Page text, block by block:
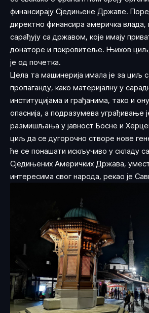
финансирају Сједињене Државе.
директно финансира америчка влада,
сарађују са државом, које имају
донаторе и покровитеље. Њихов циљ,
је од почетка.
Цела та машинерија имала је за циљ
пропаганду, како материјалну у
институцијама и грађанима, тако и
опаснија, а подразумева уграђивање
размишљања у јавност Босне и
циљ да се дугорочно створе нове
ће се понашати искључиво у складу
Сједињених Америчких Држава,
интересима свог народа, рекао је